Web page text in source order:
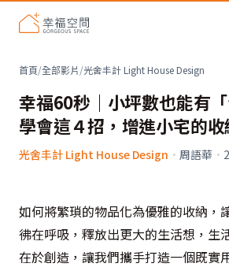
首頁/全部影片/光舍丰計 Light House Design
幸福60秒｜小坪數也能有
學會這４招，增進小宅的收
光舍丰計 Light House Design · 周語華 ·
如何將繁瑣的物品化為優雅的收納，
彿在呼吸，釋放出更大的生活想，生
在於創造，讓我們攜手打造一個既實